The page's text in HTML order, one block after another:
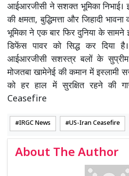
आईआरजीसी ने सशक्त भूमिका निभाई।
की क्षमता, बुद्धिमत्ता और जिहादी
भूमिका ने एक बार फिर दुनिया के सामने
डिफेंस पावर को सिद्ध कर दिया
आईआरजीसी सशस्त्र बलों के
मोजतबा खामेनेई की कमान में इस्लामी
को हर हाल में सुरक्षित रहने की
Ceasefire
IRGC News US-Iran Ceasefire
About The Author